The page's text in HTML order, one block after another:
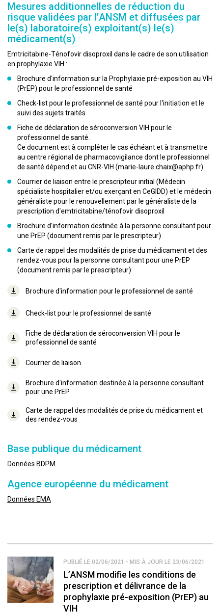
Mesures additionnelles de réduction du
risque validées par l’ANSM et diffusées par
le(s) laboratoire(s) exploitant(s) le(s)
médicament(s)
Emtricitabine-Ténofovir disoproxil dans le cadre de son utilisation
en prophylaxie VIH :
Brochure d'information sur la Prophylaxie pré-exposition au VIH
(PrEP) pour le professionnel de santé
Check-list pour le professionnel de santé pour l'initiation et le
suivi des sujets traités
Fiche de déclaration de séroconversion VIH pour le
professionnel de santé.
Ce document est à compléter le cas échéant et à transmettre
au centre régional de pharmacovigilance dont le professionnel
de santé dépend et au CNR-VIH (marie-laure.chaix@aphp.fr)
Courrier de liaison entre le prescripteur initial (Médecin
spécialiste hospitalier et/ou exerçant en CeGIDD) et le médecin
généraliste pour le renouvellement par le généraliste de la
prescription d'emtricitabine/ténofovir disoproxil
Brochure d'information destinée à la personne consultant pour
une PrEP (document remis par le prescripteur)
Carte de rappel des modalités de prise du médicament et des
rendez-vous pour la personne consultant pour une PrEP
(document remis par le prescripteur)
Brochure d'information pour le professionnel de santé
Check-list pour le professionnel de santé
Fiche de déclaration de séroconversion VIH pour le
professionnel de santé
Courrier de liaison
Brochure d'information destinée à la personne consultant
pour une PrEP
Carte de rappel des modalités de prise du médicament et
des rendez-vous
Base publique du médicament
Données BDPM
Agence européenne du médicament
Données EMA
PUBLIÉ LE 02/06/2021 - MIS À JOUR LE 23/06/2021
L’ANSM modifie les conditions de
prescription et délivrance de la
prophylaxie pré-exposition (PrEP) au
VIH